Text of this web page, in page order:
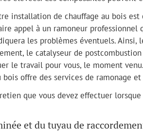
installation de chauffage au bois
appel à un ramoneur
les problèmes éventuels. Ainsi,
le catalyseur de
le travail pour vous, le moment
offre des services de ramonage et
que vous devez effectuer
et du tuyau de